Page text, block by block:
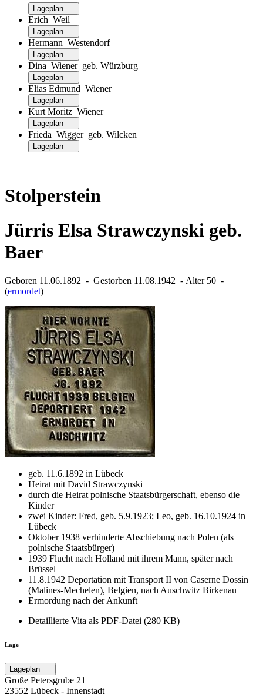
Erich Weil
Hermann Westendorf
Dina Wiener geb. Würzburg
Elias Edmund Wiener
Kurt Moritz Wiener
Frieda Wigger geb. Wilcken
Stolperstein
Jürris Elsa Strawczynski geb.
Baer
Geboren 11.06.1892 ‐ Gestorben 11.08.1942 ‐ Alter 50 ‐
(ermordet)
geb. 11.6.1892 in Lübeck
Heirat mit David Strawczynski
durch die Heirat polnische Staatsbürgerschaft, ebenso die
Kinder
zwei Kinder: Fred, geb. 5.9.1923; Leo, geb. 16.10.1924 in
Lübeck
Oktober 1938 verhinderte Abschiebung nach Polen (als
polnische Staatsbürger)
1939 Flucht nach Holland mit ihrem Mann, später nach
Brüssel
11.8.1942 Deportation mit Transport II von Caserne Dossin
(Malines-Mechelen), Belgien, nach Auschwitz Birkenau
Ermordung nach der Ankunft
Detaillierte Vita als PDF-Datei (280 KB)
Lage
Große Petersgrube 21
23552 Lübeck ‐ Innenstadt